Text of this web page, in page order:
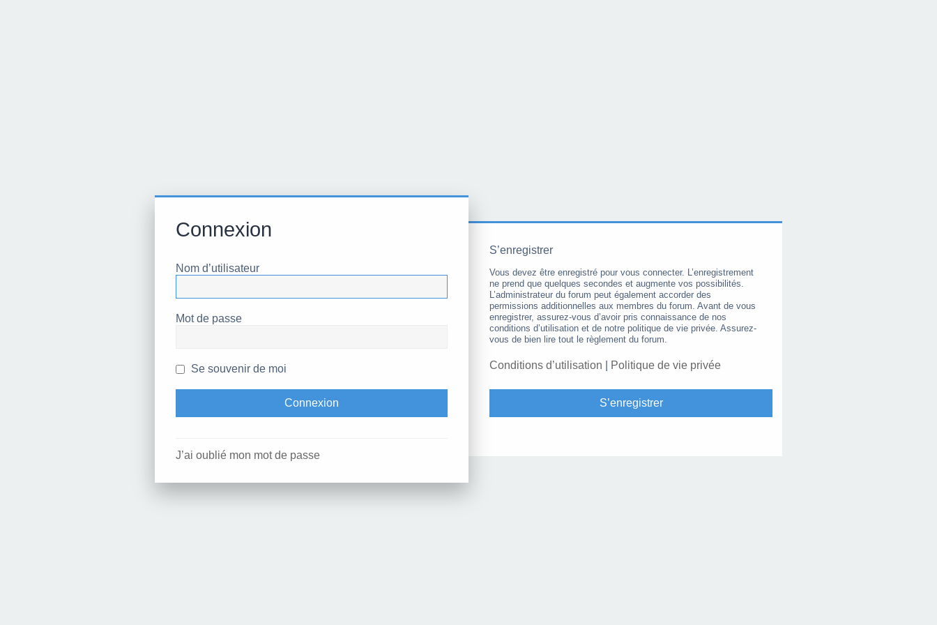
Connexion
Nom d’utilisateur
Mot de passe
Se souvenir de moi
J’ai oublié mon mot de passe
S’enregistrer
Vous devez être enregistré pour vous connecter. L’enregistrement
ne prend que quelques secondes et augmente vos possibilités.
L’administrateur du forum peut également accorder des
permissions additionnelles aux membres du forum. Avant de vous
enregistrer, assurez-vous d’avoir pris connaissance de nos
conditions d’utilisation et de notre politique de vie privée. Assurez-
vous de bien lire tout le règlement du forum.
Conditions d’utilisation Politique de vie privée
S’enregistrer